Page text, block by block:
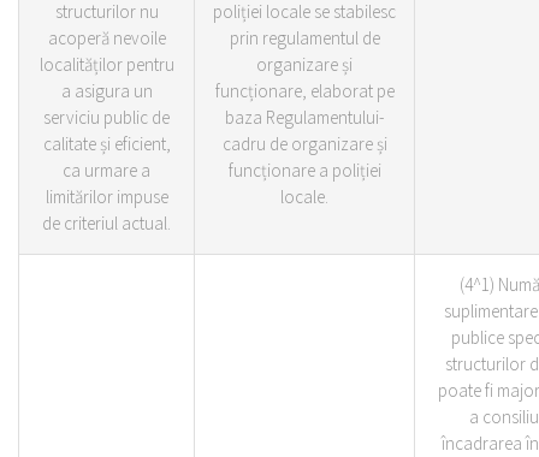
structurilor nu
acoperă nevoile
localităților pentru
a asigura un
serviciu public de
calitate și eficient,
ca urmare a
limitărilor impuse
de criteriul actual.
poliției locale se stabilesc
prin regulamentul de
organizare și
funcționare, elaborat pe
baza Regulamentului-
cadru de organizare și
funcționare a poliției
locale.
(4^1)
publice
structurilor
poate fi
a
încadrarea